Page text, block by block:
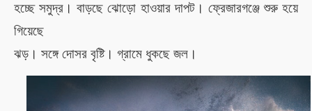
হচ্ছে সমুদ্র। বাড়ছে ঝোড়ো হাওয়ার দাপট। ফ্রেজারগঞ্জে শুরু হয়ে
গিয়েছে
ঝড়। সঙ্গে দোসর বৃষ্টি। গ্রামে ধুকছে জল।